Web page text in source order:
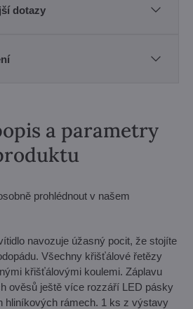
dotazy
a parametry
prohlédnout v našem
navozuje úžasný pocit, že stojíte
Všechny křišťálové řetězy
křišťálovými koulemi. Záplavu
ověsů ještě více rozzáří LED pásky
hliníkových rámech. 1 ks z výstavy